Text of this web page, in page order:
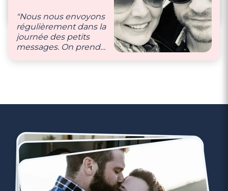
plats et on s’aime !"
"Nous nous envoyons
régulièrement dans la
journée des petits
messages. On prend